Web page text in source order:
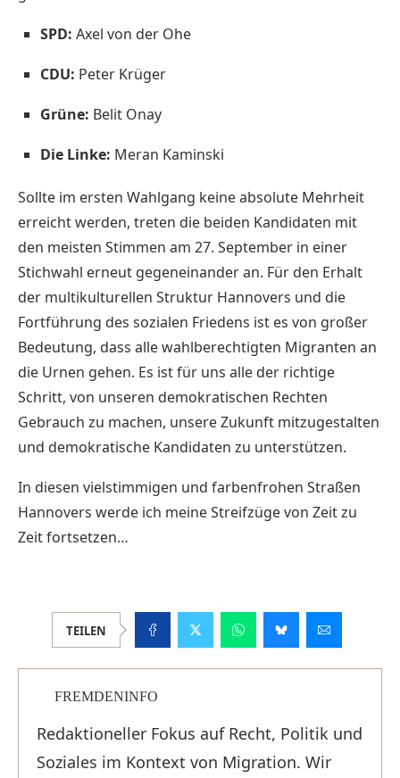
SPD: Axel von der Ohe
CDU: Peter Krüger
Grüne: Belit Onay
Die Linke: Meran Kaminski
Sollte im ersten Wahlgang keine absolute Mehrheit
erreicht werden, treten die beiden Kandidaten mit
den meisten Stimmen am 27. September in einer
Stichwahl erneut gegeneinander an. Für den Erhalt
der multikulturellen Struktur Hannovers und die
Fortführung des sozialen Friedens ist es von großer
Bedeutung, dass alle wahlberechtigten Migranten an
die Urnen gehen. Es ist für uns alle der richtige
Schritt, von unseren demokratischen Rechten
Gebrauch zu machen, unsere Zukunft mitzugestalten
und demokratische Kandidaten zu unterstützen.
In diesen vielstimmigen und farbenfrohen Straßen
Hannovers werde ich meine Streifzüge von Zeit zu
Zeit fortsetzen…
TEILEN
FREMDENINFO
Redaktioneller Fokus auf Recht, Politik und
Soziales im Kontext von Migration. Wir